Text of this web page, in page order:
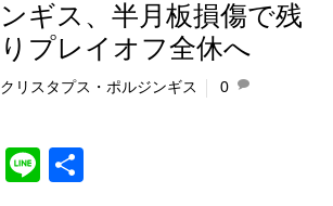
ンギス、半月板損傷で残
りプレイオフ全休へ
クリスタプス・ポルジンギス 0
E
Li